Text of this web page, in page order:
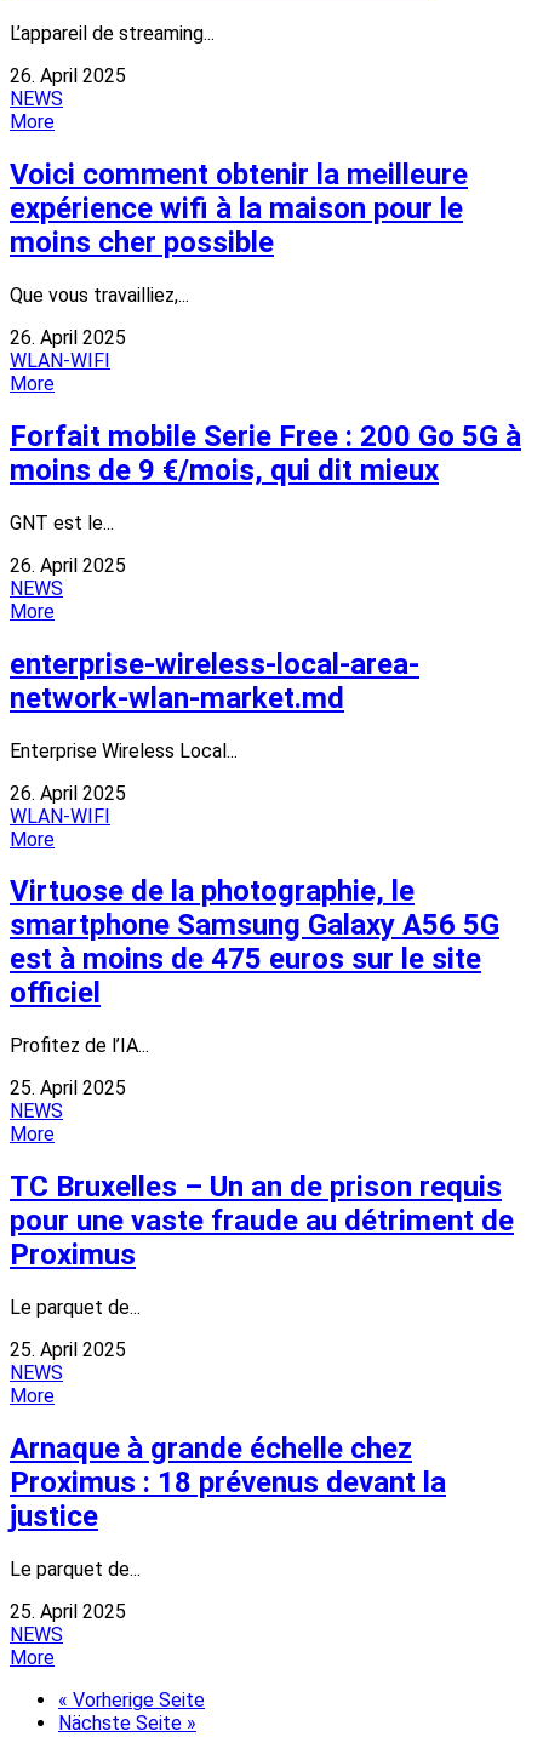
L’appareil de streaming...
26. April 2025
NEWS
More
Voici comment obtenir la meilleure
expérience wifi à la maison pour le
moins cher possible
Que vous travailliez,...
26. April 2025
WLAN-WIFI
More
Forfait mobile Serie Free : 200 Go 5G à
moins de 9 €/mois, qui dit mieux
GNT est le...
26. April 2025
NEWS
More
enterprise-wireless-local-area-
network-wlan-market.md
Enterprise Wireless Local...
26. April 2025
WLAN-WIFI
More
Virtuose de la photographie, le
smartphone Samsung Galaxy A56 5G
est à moins de 475 euros sur le site
officiel
Profitez de l’IA...
25. April 2025
NEWS
More
TC Bruxelles – Un an de prison requis
pour une vaste fraude au détriment de
Proximus
Le parquet de...
25. April 2025
NEWS
More
Arnaque à grande échelle chez
Proximus : 18 prévenus devant la
justice
Le parquet de...
25. April 2025
NEWS
More
« Vorherige Seite
Nächste Seite »